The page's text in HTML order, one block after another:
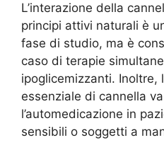
L’interazione della
principi attivi naturali è
fase di studio, ma è
caso di terapie
ipoglicemizzanti. Inoltre,
essenziale di cannella
l’automedicazione in
sensibili o soggetti a